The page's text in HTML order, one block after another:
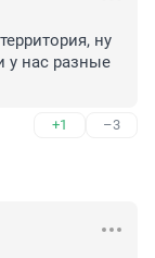
ну
у нас разные
+1 –3